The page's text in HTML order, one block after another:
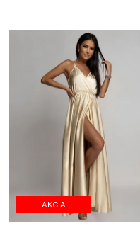
AKCIA